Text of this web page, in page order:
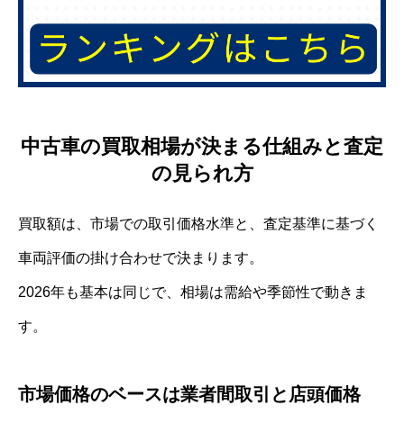
中古車の買取相場が決まる仕組みと査定
の見られ方
買取額は、市場での取引価格水準と、査定基準に基づく
車両評価の掛け合わせで決まります。
2026年も基本は同じで、相場は需給や季節性で動きま
す。
市場価格のベースは業者間取引と店頭価格